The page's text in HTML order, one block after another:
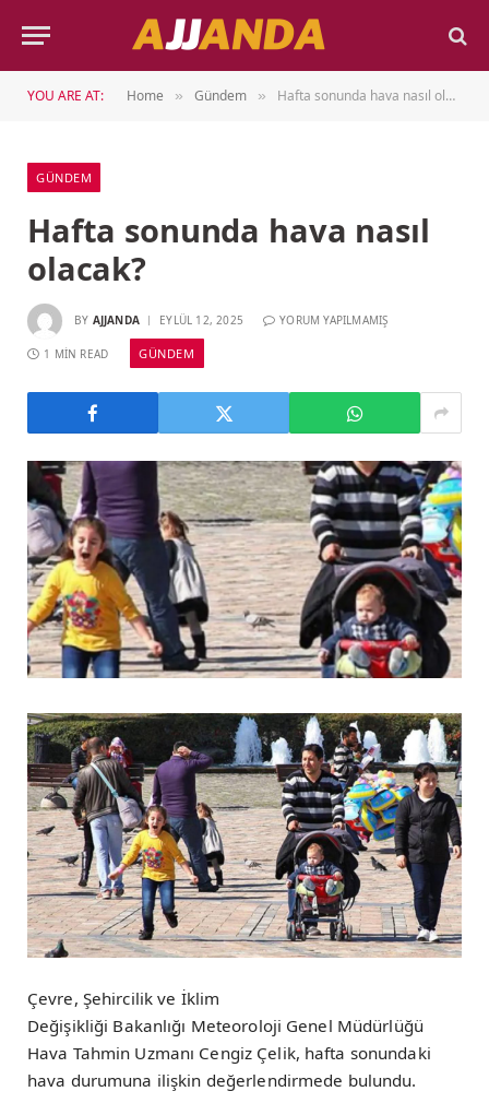
YOU ARE AT: Home » Gündem » Hafta sonunda hava nasıl olacak?
GÜNDEM
Hafta sonunda hava nasıl
olacak?
BY AJJANDA EYLÜL 12, 2025 YORUM YAPILMAMIŞ
1 MIN READ GÜNDEM
Çevre, Şehircilik ve İklim
Değişikliği Bakanlığı Meteoroloji Genel Müdürlüğü
Hava Tahmin Uzmanı Cengiz Çelik, hafta sonundaki
hava durumuna ilişkin değerlendirmede bulundu.